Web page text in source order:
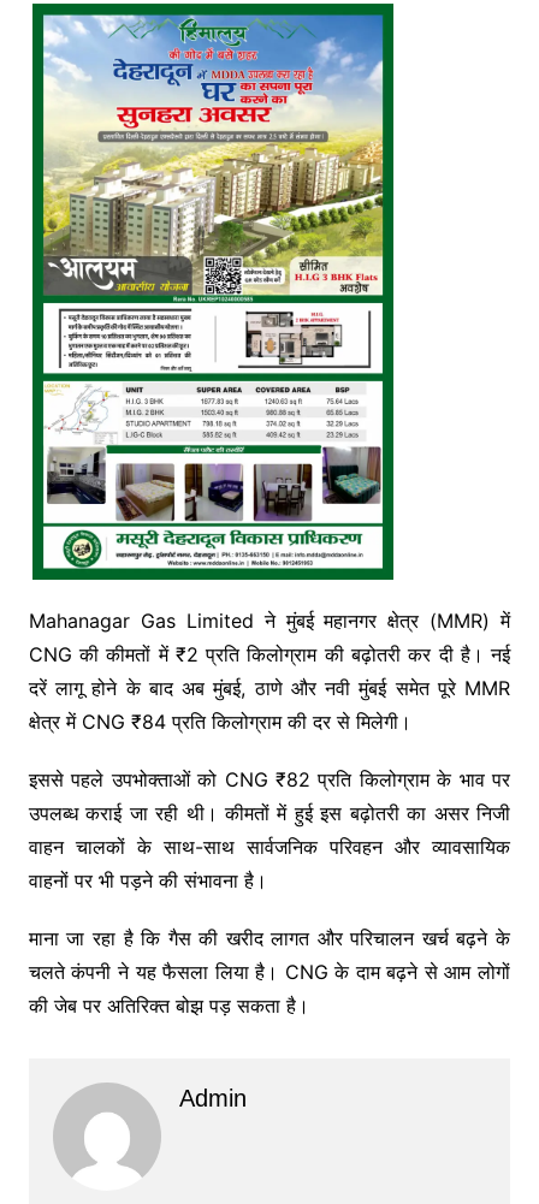
Mahanagar Gas Limited ने मुंबई महानगर क्षेत्र (MMR) में
CNG की कीमतों में ₹2 प्रति किलोग्राम की बढ़ोतरी कर दी है। नई
दरें लागू होने के बाद अब मुंबई, ठाणे और नवी मुंबई समेत पूरे MMR
क्षेत्र में CNG ₹84 प्रति किलोग्राम की दर से मिलेगी।
इससे पहले उपभोक्ताओं को CNG ₹82 प्रति किलोग्राम के भाव पर
उपलब्ध कराई जा रही थी। कीमतों में हुई इस बढ़ोतरी का असर निजी
वाहन चालकों के साथ-साथ सार्वजनिक परिवहन और व्यावसायिक
वाहनों पर भी पड़ने की संभावना है।
माना जा रहा है कि गैस की खरीद लागत और परिचालन खर्च बढ़ने के
चलते कंपनी ने यह फैसला लिया है। CNG के दाम बढ़ने से आम लोगों
की जेब पर अतिरिक्त बोझ पड़ सकता है।
Admin